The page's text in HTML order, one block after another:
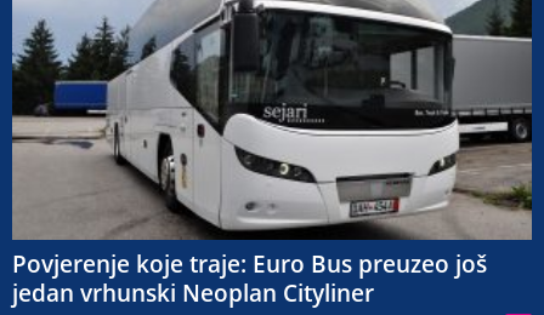
Povjerenje koje traje: Euro Bus preuzeo još
jedan vrhunski Neoplan Cityliner